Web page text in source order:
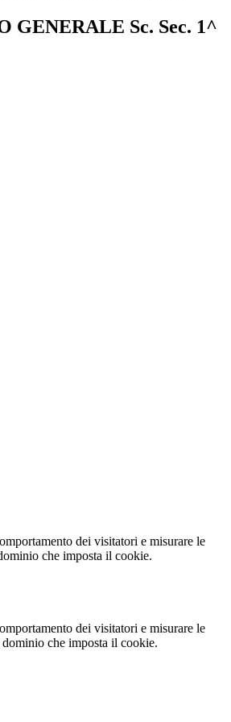
Sc. Sec. 1^
dei visitatori e misurare le
che imposta il cookie.
dei visitatori e misurare le
che imposta il cookie.